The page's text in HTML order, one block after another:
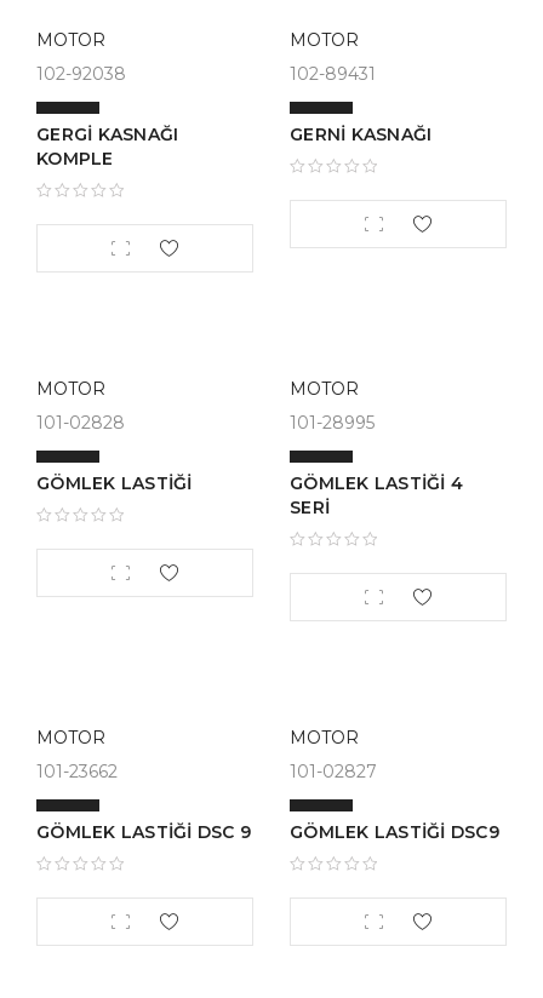
MOTOR
102-92038
GERGİ KASNAĞI
KOMPLE
MOTOR
102-89431
GERNİ KASNAĞI
MOTOR
101-02828
GÖMLEK LASTİĞİ
MOTOR
101-28995
GÖMLEK LASTİĞİ 4
SERİ
MOTOR
101-23662
GÖMLEK LASTİĞİ DSC 9
MOTOR
101-02827
GÖMLEK LASTİĞİ DSC9